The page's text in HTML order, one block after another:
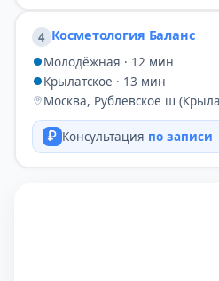
4 Косметология Баланс
Молодёжная · 12 мин
Крылатское · 13 мин
Москва, Рублевское ш
Консультация по записи